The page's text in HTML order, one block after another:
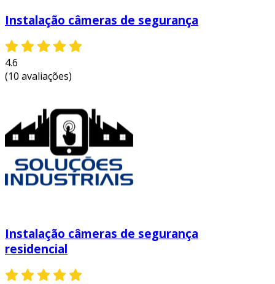
Instalação câmeras de segurança
4.6
(10 avaliações)
Instalação câmeras de segurança
residencial